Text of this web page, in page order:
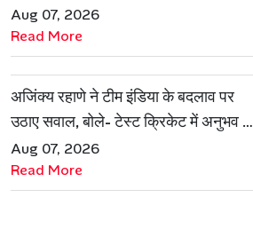
नई पहचान
Aug 07, 2026
Read More
अजिंक्य रहाणे ने टीम इंडिया के बदलाव पर
उठाए सवाल, बोले- टेस्ट क्रिकेट में अनुभव की
जरूरत हमेशा रहेगी
Aug 07, 2026
Read More